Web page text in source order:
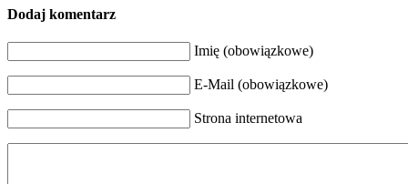
Dodaj komentarz
Imię (obowiązkowe)
E-Mail (obowiązkowe)
Strona internetowa